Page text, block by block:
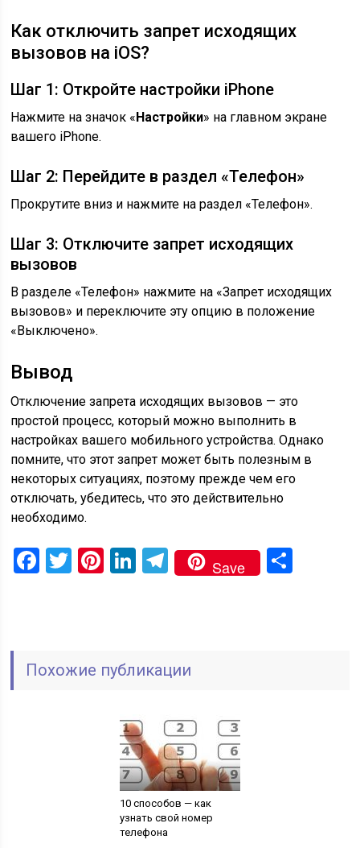
Как отключить запрет исходящих
вызовов на iOS?
Шаг 1: Откройте настройки iPhone
Нажмите на значок « Настройки» на главном экране
вашего iPhone.
Шаг 2: Перейдите в раздел «Телефон»
Прокрутите вниз и нажмите на раздел «Телефон».
Шаг 3: Отключите запрет исходящих
вызовов
В разделе «Телефон» нажмите на «Запрет исходящих
вызовов» и переключите эту опцию в положение
«Выключено».
Вывод
Отключение запрета исходящих вызовов — это
простой процесс, который можно выполнить в
настройках вашего мобильного устройства. Однако
помните, что этот запрет может быть полезным в
некоторых ситуациях, поэтому прежде чем его
отключать, убедитесь, что это действительно
необходимо.
Facebook
TwitterPinterest
LinkedIn
Telegram
Save
Похожие публикации
10 способов — как
узнать свой номер
телефона